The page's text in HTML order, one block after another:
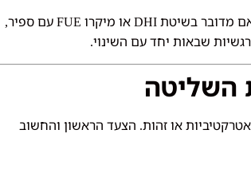
מדובר בשיטת DHI או מיקרו FUE עם ספיר,
שבאות יחד עם השינוי.
השליטה
אטרקטיביות או זהות. הצעד הראשון והחשוב